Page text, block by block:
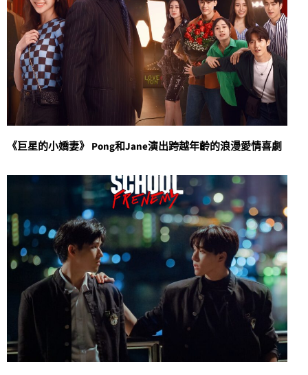
《巨星的小嬌妻》 Pong和Jane演出跨越年齡的浪漫愛情喜劇